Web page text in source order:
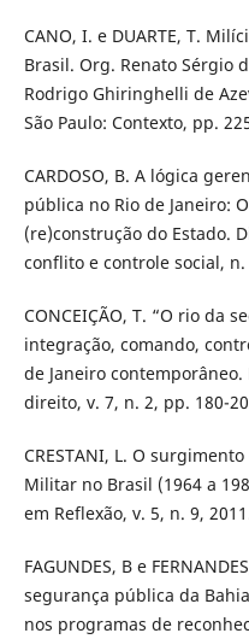
CANO, I. e DUARTE, T.
Brasil. Org. Renato Sérgio
Rodrigo Ghiringhelli de
São Paulo: Contexto, pp.
CARDOSO, B. A lógica
pública no Rio de Janeiro:
(re)construção do Estado.
conflito e controle social, n.
CONCEIÇÃO, T. “O rio da
integração, comando,
de Janeiro
direito, v. 7, n. 2, pp. 180-
CRESTANI, L. O
Militar no Brasil (1964 a
em Reflexão, v. 5, n. 9,
FAGUNDES, B e
segurança pública da
nos programas de